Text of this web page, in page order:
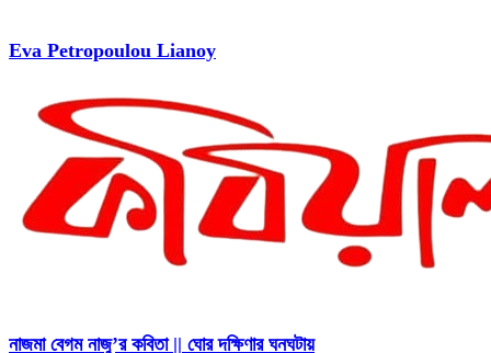
Eva Petropoulou Lianoy
নাজমা বেগম নাজু’র কবিতা || ঘোর দক্ষিণার ঘনঘটায়